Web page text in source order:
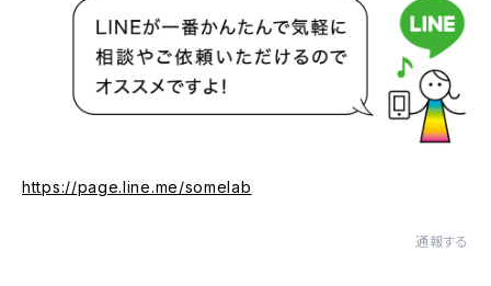
https://page.line.me/somelab
通報する